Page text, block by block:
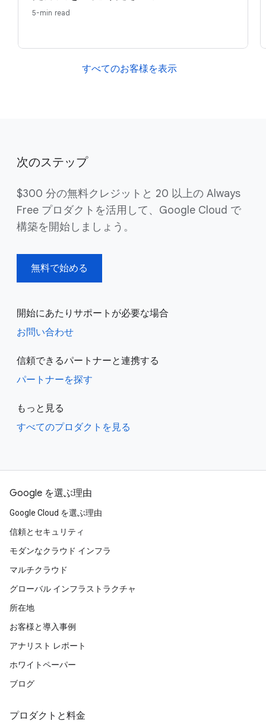
5-min read
すべてのお客様を表示
次のステップ
$300 分の無料クレジットと 20 以上の Always
Free プロダクトを活用して、Google Cloud で
構築を開始しましょう。
無料で始める
開始にあたりサポートが必要な場合
お問い合わせ
信頼できるパートナーと連携する
パートナーを探す
もっと見る
すべてのプロダクトを見る
Google を選ぶ理由
Google Cloud を選ぶ理由
信頼とセキュリティ
モダンなクラウド インフラ
マルチクラウド
グローバル インフラストラクチャ
所在地
お客様と導入事例
アナリスト レポート
ホワイトペーパー
ブログ
プロダクトと料金